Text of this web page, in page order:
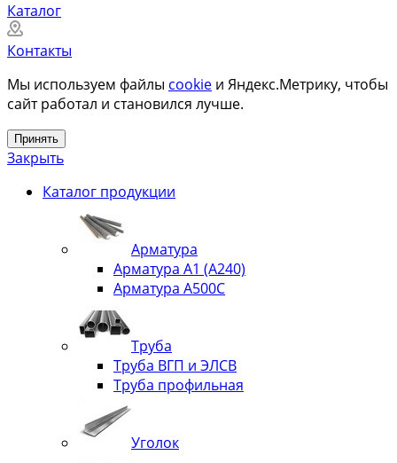
Каталог
Контакты
Мы используем файлы cookie и Яндекс.Метрику, чтобы
сайт работал и становился лучше.
Принять
Закрыть
Каталог продукции
Арматура
Арматура А1 (А240)
Арматура А500С
Труба
Труба ВГП и ЭЛСВ
Труба профильная
Уголок